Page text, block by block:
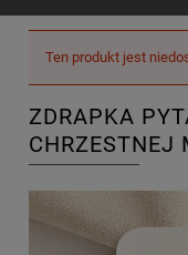
Ten produkt jest
ZDRAPKA
CHRZESTNEJ